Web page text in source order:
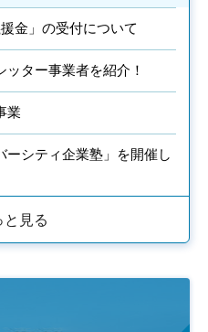
金」の受付について
ター事業者を紹介！
業
ーシティ企業塾」を開催し
と見る